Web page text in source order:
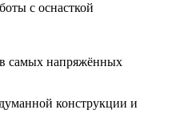
с оснасткой
самых напряжённых
конструкции и